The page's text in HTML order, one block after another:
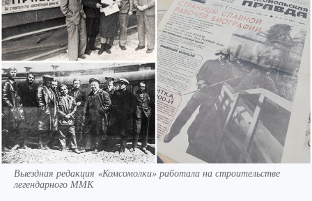
Выездная редакция «Комсомолки» работала на строительстве
легендарного ММК